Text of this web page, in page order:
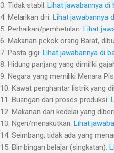
3. Tidak stabil: Lihat jawabannya di
4. Melarikan diri: Lihat jawabannya
5. Perbaikan/pembetulan: Lihat
6. Makanan pokok orang Barat,
7. Pasta gigi: Lihat jawabannya di
8. Hidung panjang yang dimiliki
9. Negara yang memiliki Menara
10. Kawat penghantar listrik yang
11. Buangan dari proses produksi:
12. Makanan dari kedelai yang
13. Ngeri/menakutkan: Lihat
14. Seimbang, tidak ada yang
15. Bimbingan belajar (singkatan):